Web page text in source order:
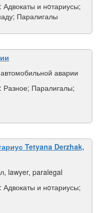
Адвокаты и нoтариусы;
Паралигалы
аварии
Разное; Паралигалы;
Tetyana Derzhak,
lawyer, paralegal
Адвокаты и нoтариусы;